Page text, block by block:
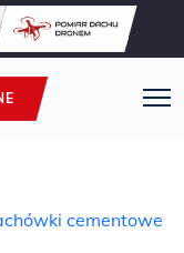
cementowe